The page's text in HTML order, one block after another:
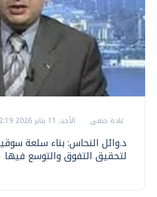
غادة حنفي الأحد، 11 يناير 2026 02:19 ص
د.وائل النحاس: بناء سلعة
لتحقيق التفوق والتوسع فيها